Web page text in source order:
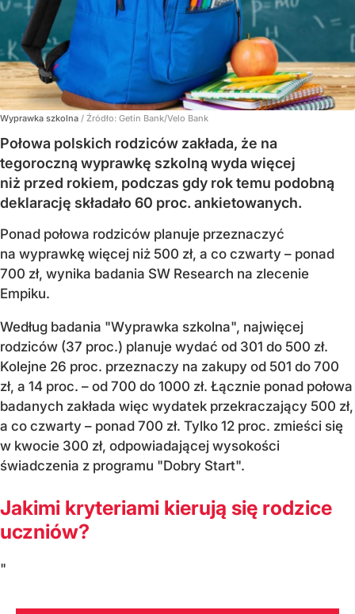
Wyprawka szkolna / Źródło: Getin Bank/Velo Bank
Połowa polskich rodziców zakłada, że na
tegoroczną wyprawkę szkolną wyda więcej
niż przed rokiem, podczas gdy rok temu podobną
deklarację składało 60 proc. ankietowanych.
Ponad połowa rodziców planuje przeznaczyć
na wyprawkę więcej niż 500 zł, a co czwarty – ponad
700 zł, wynika badania SW Research na zlecenie
Empiku.
Według badania "Wyprawka szkolna", najwięcej
rodziców (37 proc.) planuje wydać od 301 do 500 zł.
Kolejne 26 proc. przeznaczy na zakupy od 501 do 700
zł, a 14 proc. – od 700 do 1000 zł. Łącznie ponad połowa
badanych zakłada więc wydatek przekraczający 500 zł,
a co czwarty – ponad 700 zł. Tylko 12 proc. zmieści się
w kwocie 300 zł, odpowiadającej wysokości
świadczenia z programu "Dobry Start".
Jakimi kryteriami kierują się rodzice
uczniów?
"